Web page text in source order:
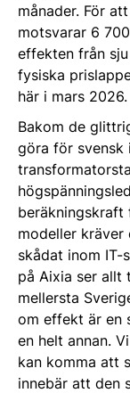
månader. För
motsvarar 6
effekten från
fysiska
här i mars 2026.
Bakom de
göra för svensk
beräkningskraft
modeller
skådat inom IT-
på Aixia ser allt
mellersta
om effekt är en
en helt annan.
kan komma att
innebär att den